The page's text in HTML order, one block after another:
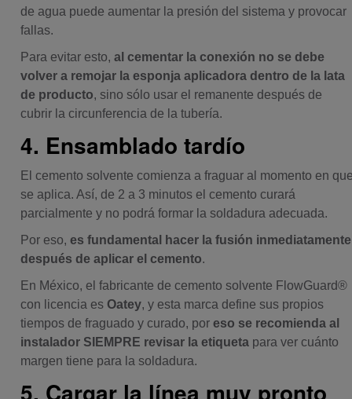
de agua puede aumentar la presión del sistema y provocar
fallas.
Para evitar esto,al cementar la conexión no se debe
volver a remojar la esponja aplicadora dentro de la lata
de producto, sino sólo usar el remanente después de
cubrir la circunferencia de la tubería.
4. Ensamblado tardío
El cemento solvente comienza a fraguar al momento en
se aplica. Así, de 2 a 3 minutos el cemento curará
parcialmente y no podrá formar la soldadura adecuada.
Por eso,es fundamental hacer la fusión inmediatamente
después de aplicar el cemento.
En México, el fabricante de cemento solvente FlowGuard®
con licencia esOatey, y esta marca define sus propios
tiempos de fraguado y curado, poreso se recomienda al
instalador SIEMPRE revisar la etiqueta para ver cuánto
margen tiene para la soldadura.
5. Cargar la línea muy pronto